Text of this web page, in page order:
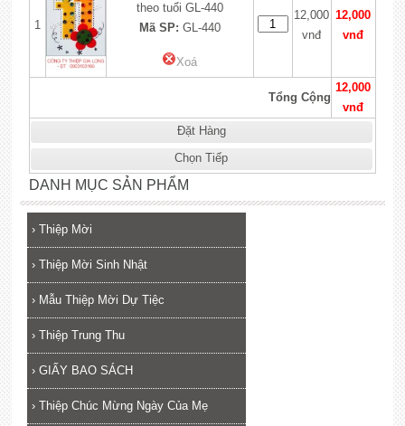
1
theo tuổi GL-440
Mã SP: GL-440
Xoá
12,000
vnđ
12,000
vnđ
Tổng Cộng
12,000
vnđ
Đặt Hàng
Chọn Tiếp
DANH MỤC SẢN PHẨM
› Thiệp Mời
› Thiệp Mời Sinh Nhật
› Mẫu Thiệp Mời Dự Tiệc
› Thiệp Trung Thu
› GIẤY BAO SÁCH
› Thiệp Chúc Mừng Ngày Của Mẹ